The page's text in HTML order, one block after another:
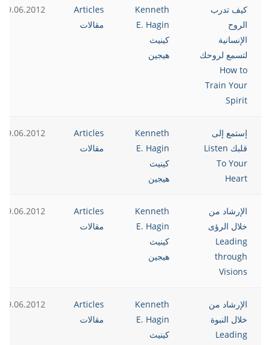
كيف تدرب
الروح
الإنسانية
لتسمع لروحك
How to
Train Your
Spirit
Kenneth
E. Hagin
كينيث
هيجين
Articles
مقالات
19.06.2012
إستمع إلى
قلبك Listen
To Your
Heart
Kenneth
E. Hagin
كينيث
هيجين
Articles
مقالات
19.06.2012
الإرشاد من
خلال الرؤى
Leading
through
Visions
Kenneth
E. Hagin
كينيث
هيجين
Articles
مقالات
19.06.2012
الإرشاد من
خلال النبوة
Leading
Kenneth
E. Hagin
كينيث
Articles
مقالات
19.06.2012